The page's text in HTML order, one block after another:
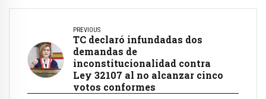
PREVIOUS
TC declaró infundadas dos
demandas de
inconstitucionalidad contra
Ley 32107 al no alcanzar cinco
votos conformes